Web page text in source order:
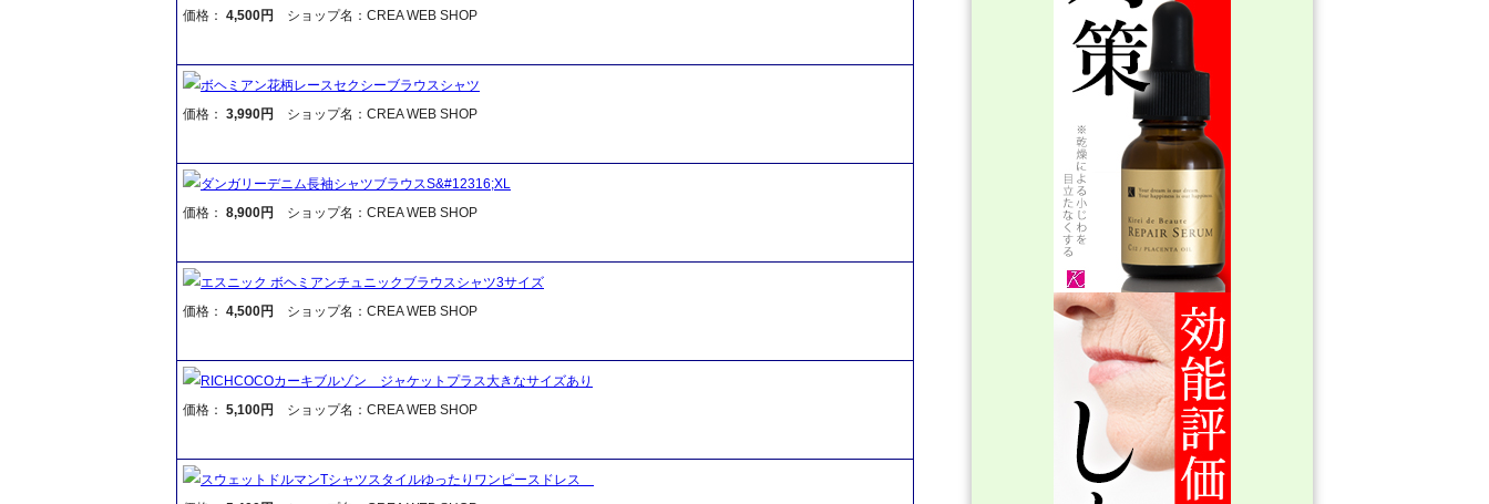
価格： 4,500円 ショップ名：CREA WEB SHOP
ボヘミアン花柄レースセクシーブラウスシャツ
価格： 3,990円 ショップ名：CREA WEB SHOP
ダンガリーデニム長袖シャツブラウスS&#12316;XL
価格： 8,900円 ショップ名：CREA WEB SHOP
エスニック ボヘミアンチュニックブラウスシャツ3サイズ
価格： 4,500円 ショップ名：CREA WEB SHOP
RICHCOCOカーキブルゾン ジャケットプラス大きなサイズあり
価格： 5,100円 ショップ名：CREA WEB SHOP
スウェットドルマンTシャツスタイルゆったりワンピースドレス